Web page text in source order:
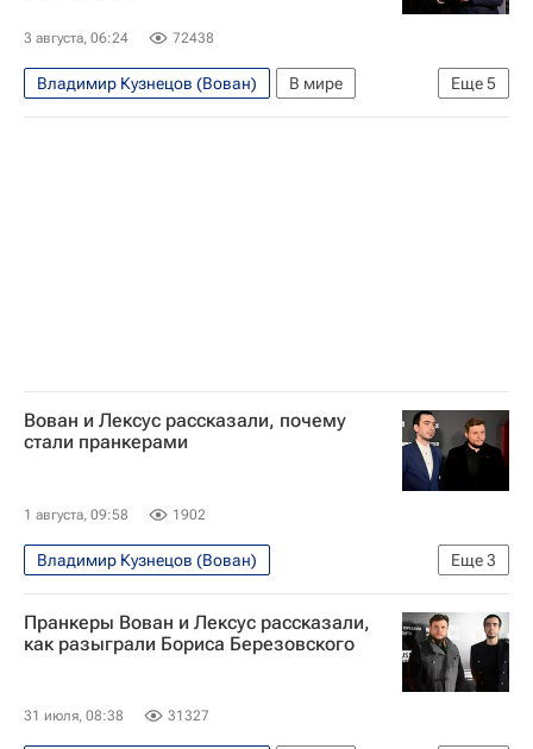
3 августа, 06:24 72438
Еще5
Владимир Кузнецов (Вован)
В мире
Россия
Украина
Донбасс
Вован и Лексус рассказали, почему
стали пранкерами
1 августа, 09:58 1902
Еще3
Владимир Кузнецов (Вован)
Алексей Столяров (Лексус)
Россия
Общество
Пранкеры Вован и Лексус рассказали,
как разыграли Бориса Березовского
31 июля, 08:38 31327